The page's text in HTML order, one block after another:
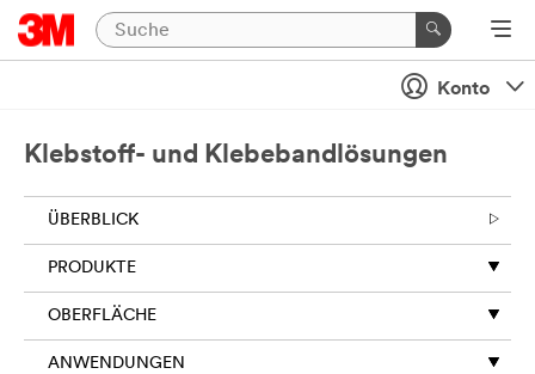
Konto
Klebstoff- und Klebebandlösungen
ÜBERBLICK
PRODUKTE
OBERFLÄCHE
ANWENDUNGEN